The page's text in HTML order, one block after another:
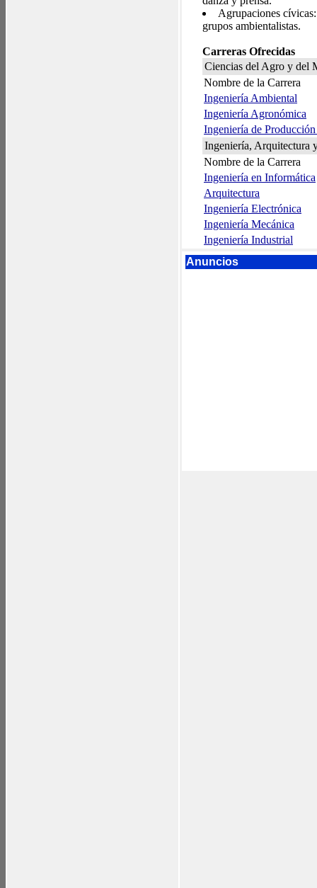
Agrupaciones
grupos ambientalistas.
Carreras Ofrecidas
Ciencias del Agro y del
Nombre de la Carrera
Ingeniería Ambiental
Ingeniería Agronómica
Ingeniería de
Ingeniería, Arquitectura
Nombre de la Carrera
Ingeniería en Informática
Arquitectura
Ingeniería Electrónica
Ingeniería Mecánica
Ingeniería Industrial
Anuncios